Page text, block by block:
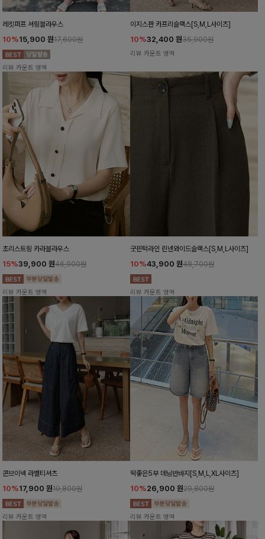
레킷퍼프 셔링블라우스
10%15,900 원17,600원
리뷰 카운트 영역
이지스판 카프리슬랙스[S,M,L사이즈]
10%32,400 원35,900원
리뷰 카운트 영역
초리스트링 카라블라우스
15%39,900 원46,900원
리뷰 카운트 영역
굿핀턱라인 린넨와이드슬랙스[S,M,L사이즈]
10%43,900 원48,700원
리뷰 카운트 영역
콘브이넥 라벨티셔츠
10%17,900 원19,800원
리뷰 카운트 영역
딱좋은5부 데님반바지[S,M,L,XL사이즈]
10%26,900 원29,800원
리뷰 카운트 영역